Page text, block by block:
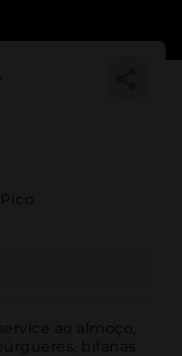
ao almoço,
bifanas